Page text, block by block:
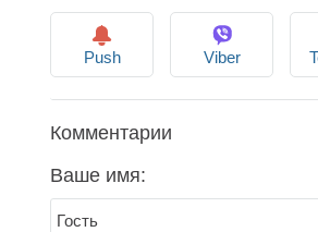
Push Viber
Комментарии
Ваше имя: